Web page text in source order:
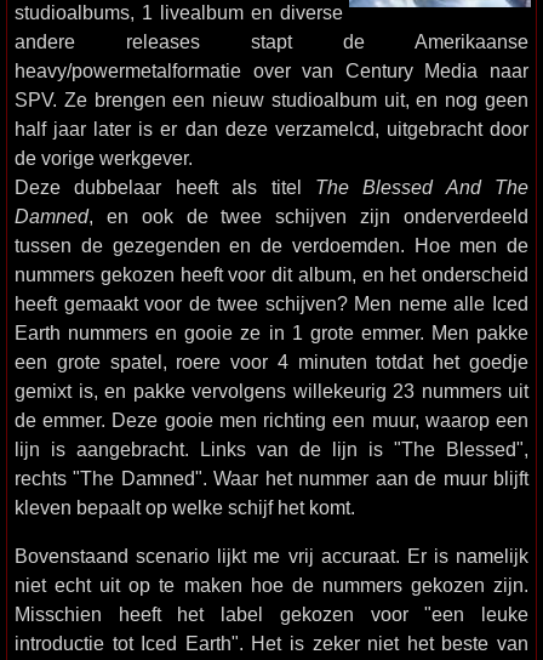
studioalbums, 1 livealbum en diverse
andere releases stapt de Amerikaanse
heavy/powermetalformatie over van Century Media naar
SPV. Ze brengen een nieuw studioalbum uit, en nog geen
half jaar later is er dan deze verzamelcd, uitgebracht door
de vorige werkgever.
Deze dubbelaar heeft als titel The Blessed And The
Damned, en ook de twee schijven zijn onderverdeeld
tussen de gezegenden en de verdoemden. Hoe men de
nummers gekozen heeft voor dit album, en het onderscheid
heeft gemaakt voor de twee schijven? Men neme alle Iced
Earth nummers en gooie ze in 1 grote emmer. Men pakke
een grote spatel, roere voor 4 minuten totdat het goedje
gemixt is, en pakke vervolgens willekeurig 23 nummers uit
de emmer. Deze gooie men richting een muur, waarop een
lijn is aangebracht. Links van de lijn is "The Blessed",
rechts "The Damned". Waar het nummer aan de muur blijft
kleven bepaalt op welke schijf het komt.
Bovenstaand scenario lijkt me vrij accuraat. Er is namelijk
niet echt uit op te maken hoe de nummers gekozen zijn.
Misschien heeft het label gekozen voor "een leuke
introductie tot Iced Earth". Het is zeker niet het beste van